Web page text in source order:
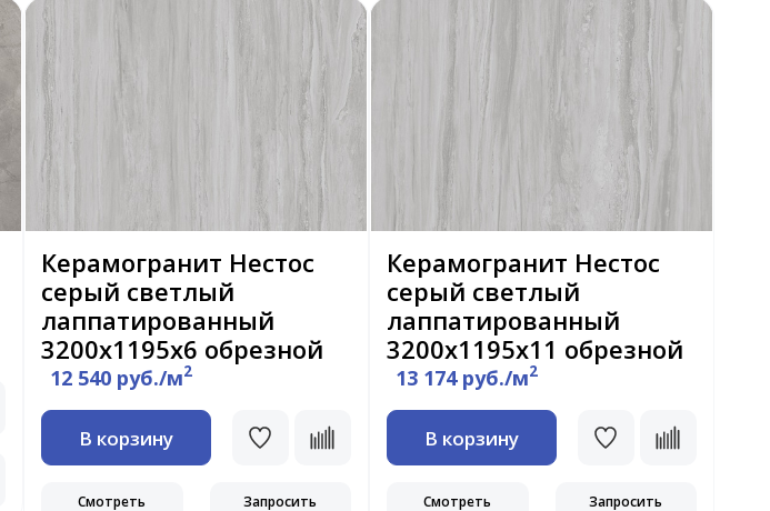
Керамогранит Нестос
серый светлый
лаппатированный
3200х1195х6 обрезной
12 540 руб./м2
В корзину
Смотреть
Запросить
Керамогранит Нестос
серый светлый
лаппатированный
3200х1195х11 обрезной
13 174 руб./м2
В корзину
Смотреть
Запросить